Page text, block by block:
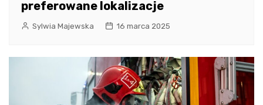
preferowane lokalizacje
Sylwia Majewska 16 marca 2025